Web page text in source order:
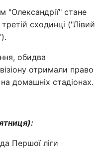
"Олександрії" стане
сходинці ("Лівий
обидва
отримали право
домашніх стадіонах.
Першої ліги